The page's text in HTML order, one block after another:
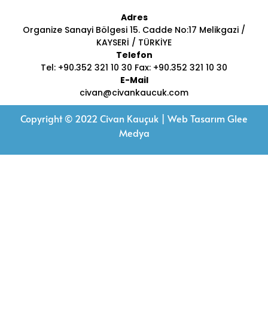
Adres
Organize Sanayi Bölgesi 15. Cadde No:17 Melikgazi /
KAYSERİ / TÜRKİYE
Telefon
Tel: +90.352 321 10 30 Fax: +90.352 321 10 30
E-Mail
civan@civankaucuk.com
Copyright © 2022 Civan Kauçuk | Web TasarımGlee
Medya